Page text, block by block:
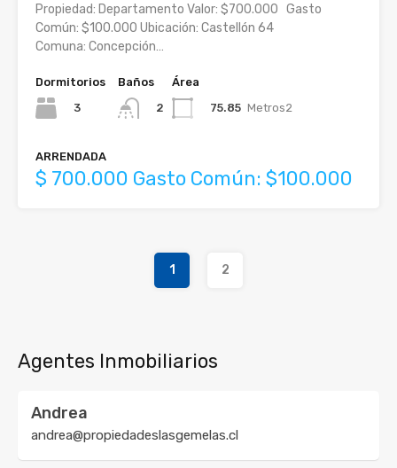
Propiedad: Departamento Valor: $700.000 Gasto
Común: $100.000 Ubicación: Castellón 64
Comuna: Concepción…
Dormitorios
3
Baños
2
Área
75.85 Metros2
ARRENDADA
$ 700.000 Gasto Común: $100.000
1 2
Agentes Inmobiliarios
Andrea
andrea@propiedadeslasgemelas.cl